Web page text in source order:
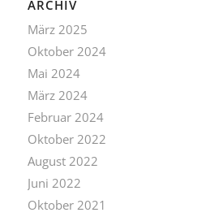
ARCHIV
März 2025
Oktober 2024
Mai 2024
März 2024
Februar 2024
Oktober 2022
August 2022
Juni 2022
Oktober 2021